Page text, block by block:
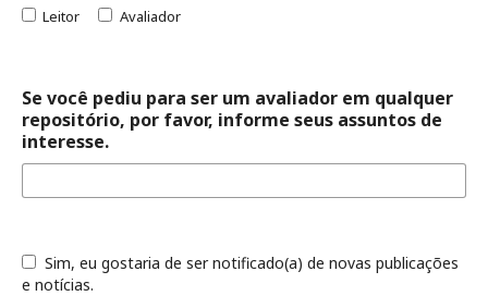
Leitor Avaliador
Se você pediu para ser um avaliador em qualquer
repositório, por favor, informe seus assuntos de
interesse.
Sim, eu gostaria de ser notificado(a) de novas publicações
e notícias.